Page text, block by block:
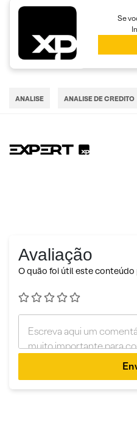
Se
ANALISE ANALISE DE CREDITO
Avaliação
O quão foi útil este conteúdo